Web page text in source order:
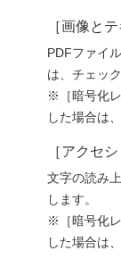
［画像と
PDFファイ
は、チェッ
※［暗号化
した場合は
［アクセ
文字の読み
します。
※［暗号化
した場合は